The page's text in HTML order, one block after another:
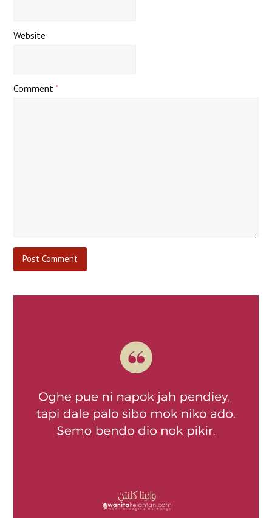
Website
Comment*